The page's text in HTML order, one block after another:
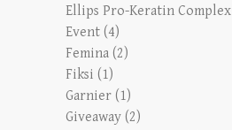
Ellips Pro-Keratin Complex
Event (4)
Femina (2)
Fiksi (1)
Garnier (1)
Giveaway (2)